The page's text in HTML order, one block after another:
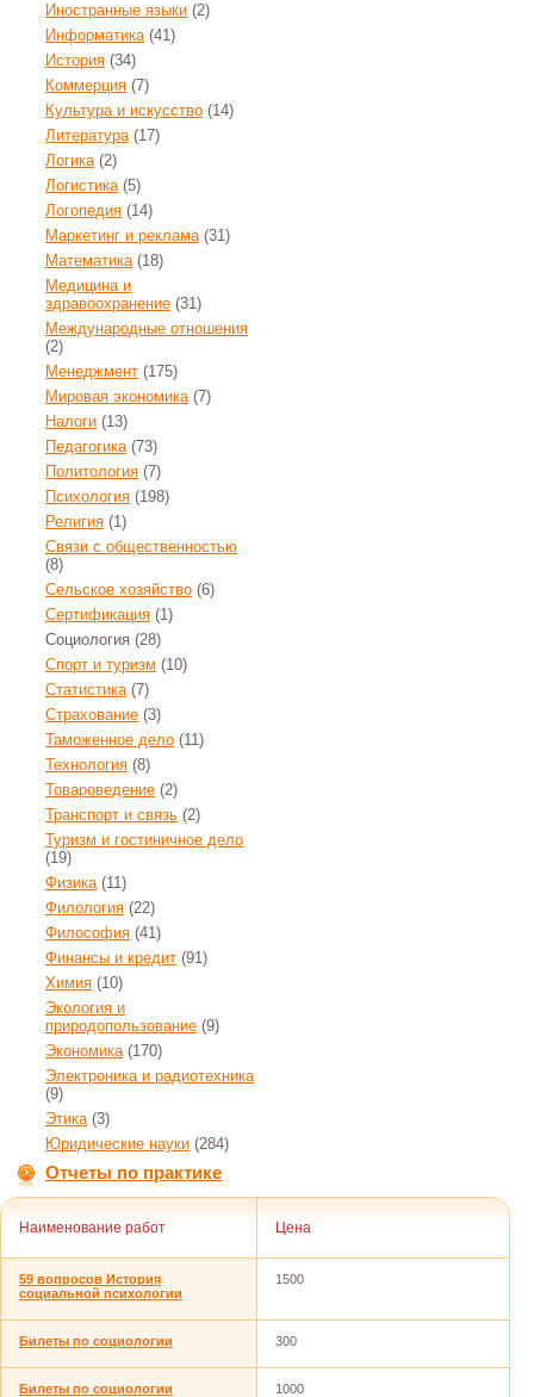
Иностранные языки (2)
Информатика(41)
История (34)
Коммерция (7)
Культура и искусство (14)
Литература(17)
Логика(2)
Логистика(5)
Логопедия (14)
Маркетинг и реклама(31)
Математика(18)
Медицина и
здравоохранение (31)
Международные отношения
(2)
Менеджмент (175)
Мировая экономика(7)
Налоги (13)
Педагогика(73)
Политология (7)
Психология (198)
Религия (1)
Связи с общественностью
(8)
Сельское хозяйство (6)
Сертификация (1)
Социология (28)
Спорт и туризм (10)
Статистика(7)
Страхование (3)
Таможенное дело (11)
Технология (8)
Товароведение (2)
Транспорт и связь (2)
Туризм и гостиничное дело
(19)
Физика(11)
Филология (22)
Философия (41)
Финансы и кредит (91)
Химия (10)
Экология и
природопользование (9)
Экономика(170)
Электроника и радиотехника
(9)
Этика(3)
Юридические науки (284)
Отчеты по практике
Наименование работ Цена
59 вопросов История
социальной психологии
1500
Билеты по социологии 300
Билеты по социологии 1000